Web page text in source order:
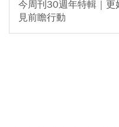
今周刊30週年特輯｜更
見前瞻行動